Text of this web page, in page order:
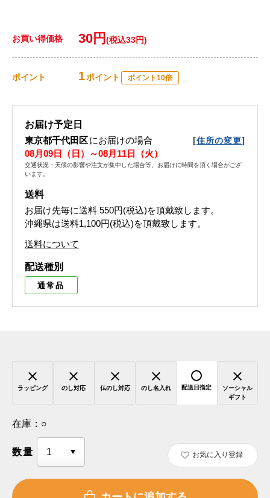
お買い得価格 30円 (税込33円)
ポイント 1ポイント ポイント10倍
お届け予定日
東京都千代田区にお届けの場合 [住所の変更]
08月09日（日）～08月11日（火）
交通状況・天候の影響や注文が集中した場合等、お届けに時間を頂く場合がござ
います。
送料
お届け先毎に送料 550円(税込)を頂戴致します。
沖縄県は送料1,100円(税込)を頂戴致します。
送料について
配送種別
通常品
ラッピング のし対応 仏のし対応 のし名入れ 配送日指定
ソーシャル
ギフト
在庫： ○
数量 お気に入り登録